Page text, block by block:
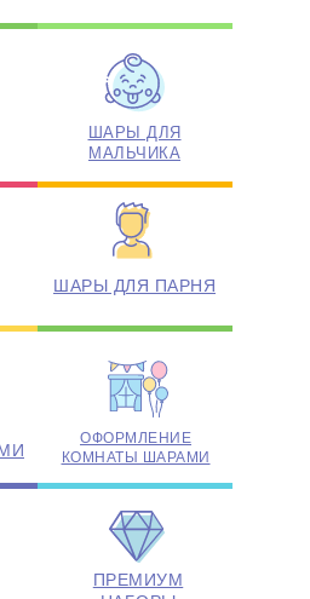
ШАРЫ ДЛЯ
МАЛЬЧИКА
ШАРЫ ДЛЯ ПАРНЯ
ОФОРМЛЕНИЕ
КОМНАТЫ ШАРАМИ
ПРЕМИУМ